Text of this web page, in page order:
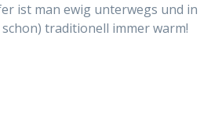
ist man ewig unterwegs und in
traditionell immer warm!